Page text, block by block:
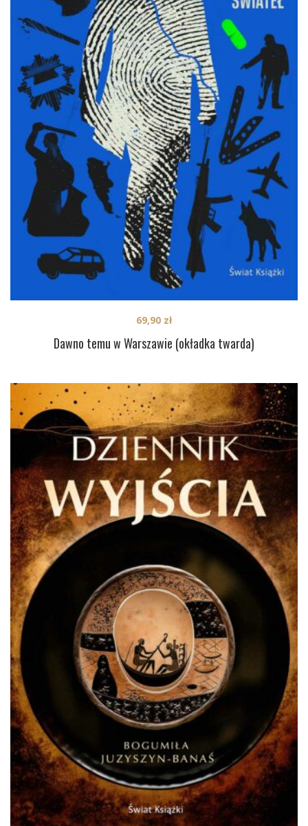
Dawno temu w Warszawie (okładka twarda)
69,90 zł